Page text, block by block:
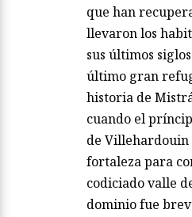
que han
llevaron los
sus últimos
último gran
historia de
cuando el
de
fortaleza para
codiciado valle
dominio fue